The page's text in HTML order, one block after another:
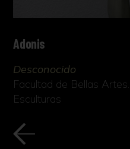
Adonis
Desconocido
Facultad de Bellas
Esculturas